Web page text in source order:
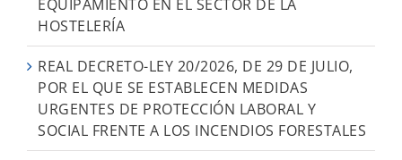
EQUIPAMIENTO EN EL SECTOR DE LA
HOSTELERÍA
REAL DECRETO-LEY 20/2026, DE 29 DE JULIO,
POR EL QUE SE ESTABLECEN MEDIDAS
URGENTES DE PROTECCIÓN LABORAL Y
SOCIAL FRENTE A LOS INCENDIOS FORESTALES